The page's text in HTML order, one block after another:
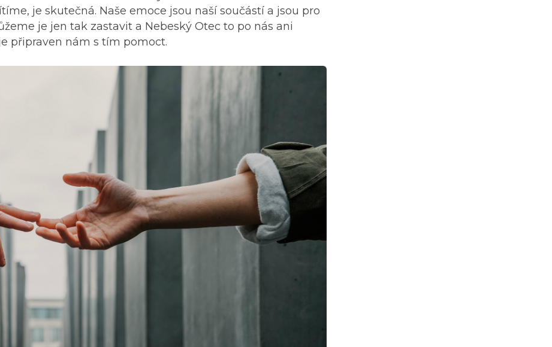
je skutečná. Naše emoce jsou naší součástí a jsou pro
je jen tak zastavit a Nebeský Otec to po nás ani
připraven nám s tím pomoct.